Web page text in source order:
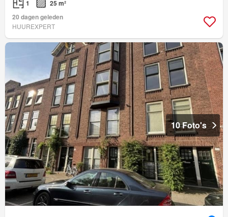
1
25 m²
20 dagen geleden
HUUREXPERT
10 Foto's